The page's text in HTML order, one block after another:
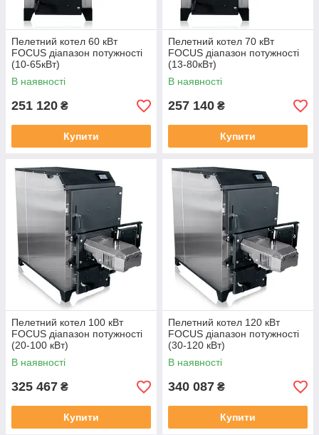
Пелетний котел 60 кВт
FOCUS діапазон потужності
(10-65кВт)
В наявності
251 120 ₴
Купити
Пелетний котел 70 кВт
FOCUS діапазон потужності
(13-80кВт)
В наявності
257 140 ₴
Купити
Пелетний котел 100 кВт
FOCUS діапазон потужності
(20-100 кВт)
В наявності
325 467 ₴
Купити
Пелетний котел 120 кВт
FOCUS діапазон потужності
(30-120 кВт)
В наявності
340 087 ₴
Купити